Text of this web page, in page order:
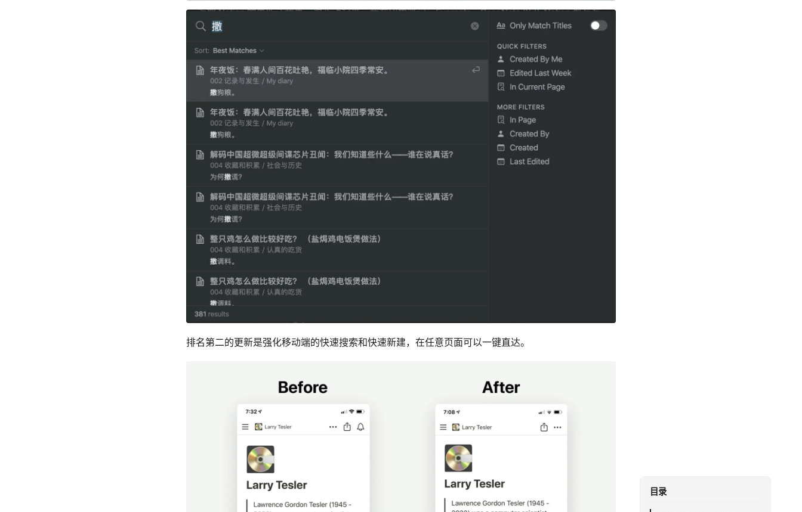
排名第二的更新是强化移动端的快速搜索和快速新建，在任意页面可以一键直达。
目录